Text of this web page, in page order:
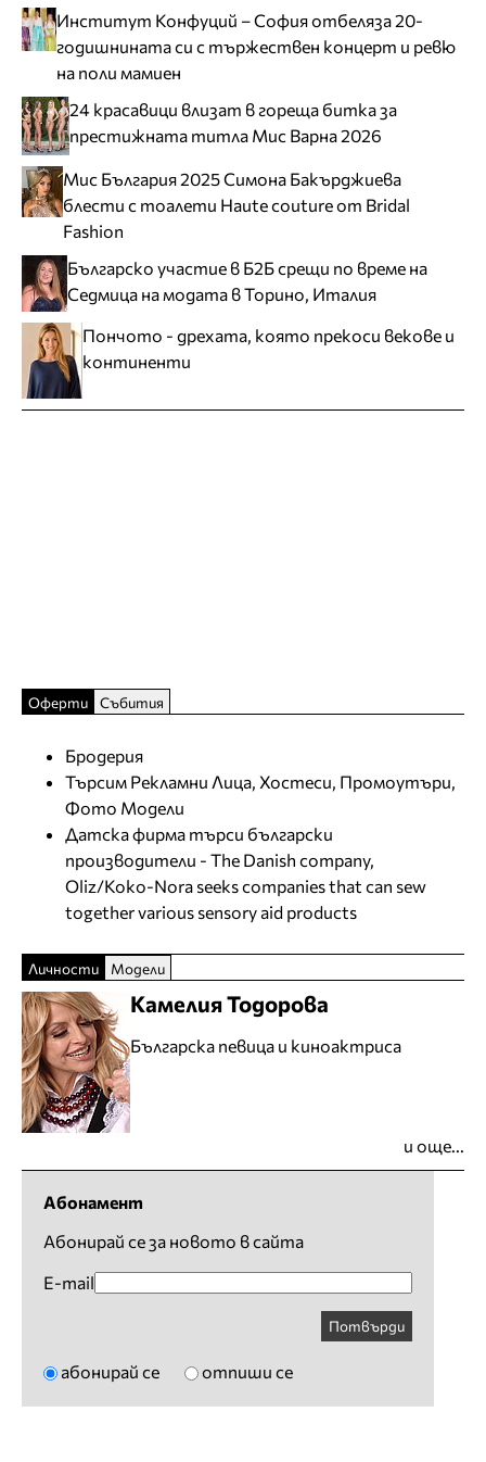
Институт Конфуций – София отбеляза 20-
годишнината си с тържествен концерт и ревю
на поли мамиен
24 красавици влизат в гореща битка за
престижната титла Мис Варна 2026
Мис България 2025 Симона Бакърджиева
блести с тоалети Haute couture от Bridal
Fashion
Българско участие в Б2Б срещи по време на
Седмица на модата в Торино, Италия
Пончото - дрехата, която прекоси векове и
континенти
Оферти Събития
Бродерия
Търсим Рекламни Лица, Хостеси, Промоутъри,
Фото Модели
Датска фирма търси български
производители - The Danish company,
Oliz/Koko-Nora seeks companies that can sew
together various sensory aid products
Личности Модели
Камелия Тодорова
Българска певица и киноактриса
и още...
Абонамент
Абонирай се за новото в сайта
E-mail
Потвърди
абонирай се отпиши се